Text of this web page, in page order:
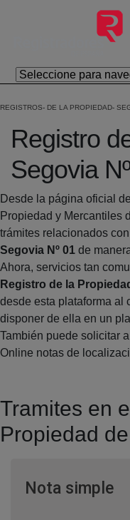
Saltar al contenido
REGISTROS DE LA PROPIEDAD
Registro
Segovia
Desde la página oficial
Propiedad y Mercantiles
trámites relacionados con
Segovia Nº 01 de
Ahora, servicios tan
Registro de la
desde esta plataforma al
disponer de ella en un
También puede solicitar
Online notas de
Tramites en
Propiedad
Nota simple